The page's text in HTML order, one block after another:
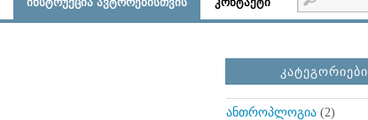
ᲘᲜᲡᲢᲠᲣᲥᲪᲘᲐ ᲐᲕᲢᲝᲠᲔᲑᲘᲡᲗᲕᲘᲡ ᲙᲝᲜᲢᲐᲥᲢᲘ
ᲙᲐᲢᲔᲒᲝᲠᲘᲔᲑᲘ
ანთროპლოგია(2)